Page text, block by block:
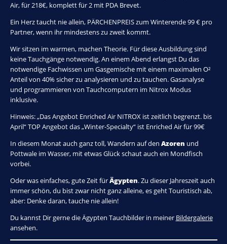
Air, für 218€, komplett für 2 mit PDA Brevet.
Ein Herz taucht nie allein, PÄRCHENPREIS zum Winterende 99 € pro
Partner, wenn ihr mindestens zu zweit kommt.
Wir sitzen im warmen, machen Theorie. Für diese Ausbildung sind
keine Tauchgänge notwendig. An einem Abend erlangst Du das
notwendige Fachwissen um Gasgemische mit einem maximalen O²
Anteil von 40% sicher zu analysieren und zu tauchen. Gasanalyse
und programmieren von Tauchcomputern im Nitrox Modus
inklusive.
Hinweis: „Das Angebot Enriched Air NITROX ist zeitlich begrenzt. bis
April“ TOP Angebot das „Winter-Specialty“ ist Enriched Air für 99€
In diesem Monat auch ganz toll, Wandern auf den Azoren und
Pottwale im Wasser, mit etwas Glück schaut auch ein Mondfisch
vorbei.
Oder was einfaches, gute Zeit fürÄgypten. Zu dieser Jahreszeit auch
immer schön, du bist zwar nicht ganz alleine, es geht Touristisch ab,
aber: Denke daran, tauche nie allein!
Du kannst Dir gerne die Ägypten Tauchbilder in meiner Bildergalerie
ansehen.